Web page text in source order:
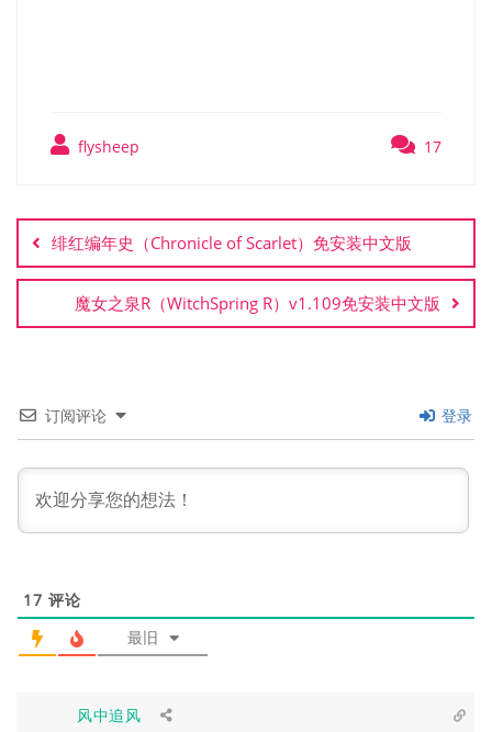
flysheep 17
章
导
航
绯红编年史（Chronicle of Scarlet）免安装中文版
魔女之泉R（WitchSpring R）v1.109免安装中文版
订阅评论 登录
17 评论
最旧
风中追风